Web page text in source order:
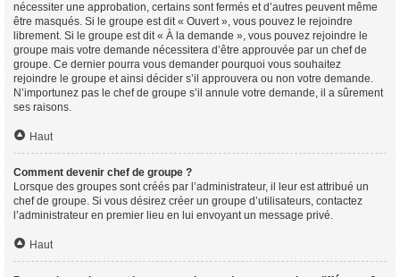
nécessiter une approbation, certains sont fermés et d’autres peuvent même
être masqués. Si le groupe est dit « Ouvert », vous pouvez le rejoindre
librement. Si le groupe est dit « À la demande », vous pouvez rejoindre le
groupe mais votre demande nécessitera d’être approuvée par un chef de
groupe. Ce dernier pourra vous demander pourquoi vous souhaitez
rejoindre le groupe et ainsi décider s’il approuvera ou non votre demande.
N’importunez pas le chef de groupe s’il annule votre demande, il a sûrement
ses raisons.
Haut
Comment devenir chef de groupe ?
Lorsque des groupes sont créés par l’administrateur, il leur est attribué un
chef de groupe. Si vous désirez créer un groupe d’utilisateurs, contactez
l’administrateur en premier lieu en lui envoyant un message privé.
Haut